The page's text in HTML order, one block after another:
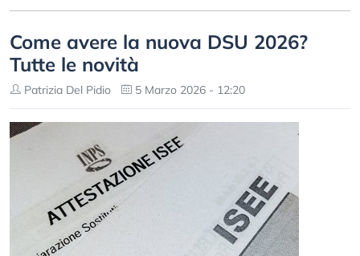
Come avere la nuova DSU 2026?
Tutte le novità
Patrizia Del Pidio 5 Marzo 2026 - 12:20